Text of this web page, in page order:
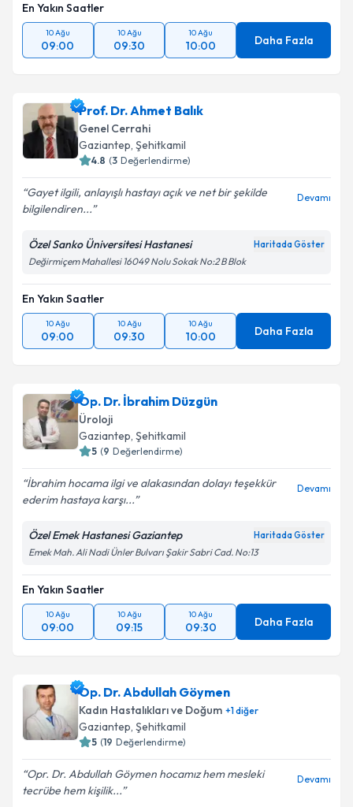
En Yakın Saatler
10 Ağu
09:00
10 Ağu
09:30
10 Ağu
10:00 Daha Fazla
Prof. Dr. Ahmet Balık
Genel Cerrahi
Gaziantep, Şehitkamil
4.8 (3 Değerlendirme)
Gayet ilgili, anlayışlı hastayı açık ve net bir şekilde
bilgilendiren...
Devamı
Özel Sanko Üniversitesi Hastanesi Haritada Göster
Değirmiçem Mahallesi 16049 Nolu Sokak No:2 B Blok
En Yakın Saatler
10 Ağu
09:00
10 Ağu
09:30
10 Ağu
10:00 Daha Fazla
Op. Dr. İbrahim Düzgün
Üroloji
Gaziantep, Şehitkamil
5 (9 Değerlendirme)
İbrahim hocama ilgi ve alakasından dolayı teşekkür
ederim hastaya karşı...
Devamı
Özel Emek Hastanesi Gaziantep Haritada Göster
Emek Mah. Ali Nadi Ünler Bulvarı Şakir Sabri Cad. No:13
En Yakın Saatler
10 Ağu
09:00
10 Ağu
09:15
10 Ağu
09:30 Daha Fazla
Op. Dr. Abdullah Göymen
Kadın Hastalıkları ve Doğum +1diğer
Gaziantep, Şehitkamil
5 (19 Değerlendirme)
Opr. Dr. Abdullah Göymen hocamız hem mesleki
tecrübe hem kişilik...
Devamı